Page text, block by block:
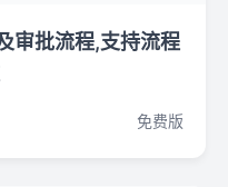
审批流程,支持流程
免费版